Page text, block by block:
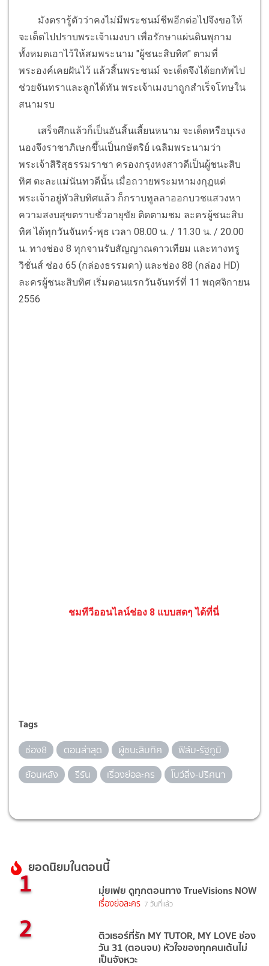
มังตรารู้ตัวว่าคงไม่มีพระชนม์ชีพอีกต่อไปจึงขอให้
จะเด็ดไปปราบพระเจ้าเมงบา เพื่อรักษาแผ่นดินพุกาม
ทั้งหมดเอาไว้ให้สมพระนาม "ผู้ชนะสิบทิศ" ตามที่
พระองค์เคยฝันไว้ แล้วสิ้นพระชนม์ จะเด็ดจึงได้ยกทัพไป
ช่วยจันทราและลูกได้ทัน พระเจ้าเมงบาถูกสำเร็จโทษใน
สนามรบ
เสร็จศึกแล้วก็เป็นอันสิ้นเสี้ยนหนาม จะเด็ดหรือบุเรง
นองจึงราชาภิเษกขึ้นเป็นกษัตริย์ เฉลิมพระนามว่า
พระเจ้าสิริสุธรรมราชา ครองกรุงหงสาวดีเป็นผู้ชนะสิบ
ทิศ ตะละแม่นันทวดีนั้น เมื่อถวายพระมหามงกุฎแด่
พระเจ้าอยู่หัวสิบทิศแล้ว ก็กราบทูลลาออกบวชแสวงหา
ความสงบสุขตราบชั่วอายุขัย ติดตามชม ละครผู้ชนะสิบ
ทิศ ได้ทุกวันจันทร์-พุธ เวลา 08.00 น. / 11.30 น. / 20.00
น. ทางช่อง 8 ทุกจานรับสัญญาณดาวเทียม และทางทรู
วิชั่นส์ ช่อง 65 (กล่องธรรมดา) และช่อง 88 (กล่อง HD)
ละครผู้ชนะสิบทิศ เริ่มตอนแรกวันจันทร์ที่ 11 พฤศจิกายน
2556
ชมทีวีออนไลน์ช่อง 8 แบบสดๆ ได้ที่นี่
Tags
ช่อง8 ตอนล่าสุด ผู้ชนะสิบทิศ
ฟิล์ม-รัฐภูมิ
ย้อนหลัง
รีรัน เรื่องย่อละคร โบว์ลิ่ง-ปริศนา
ยอดนิยมในตอนนี้
1 มุ่ยเฟย ดูทุกตอนทาง TrueVisions NOW
เรื่องย่อละคร 7 วันที่แล้ว
2 ติวเธอร์ที่รัก MY TUTOR, MY LOVE ช่อง
วัน 31 (ตอนจบ) หัวใจของทุกคนเต้นไม่
เป็นจังหวะ